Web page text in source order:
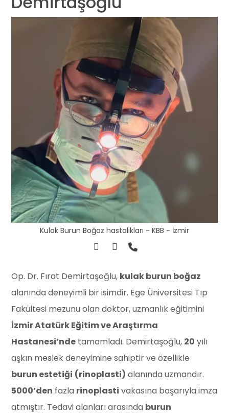
Kulak Burun Boğaz hastalıkları - KBB - İzmir
Op. Dr. Fırat Demirtaşoğlu, kulak burun boğaz
alanında deneyimli bir isimdir. Ege Üniversitesi Tıp
Fakültesi mezunu olan doktor, uzmanlık eğitimini
İzmir Atatürk Eğitim ve Araştırma
Hastanesi’nde tamamladı. Demirtaşoğlu, 20 yılı
aşkın meslek deneyimine sahiptir ve özellikle
burun estetiği (rinoplasti) alanında uzmandır.
5000’den fazla rinoplasti vakasına başarıyla imza
atmıştır. Tedavi alanları arasında burun